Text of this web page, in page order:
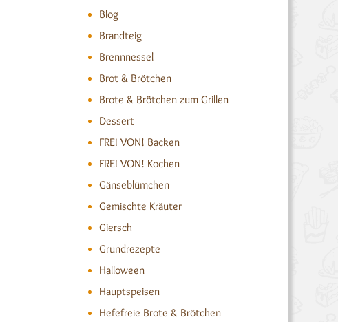
Blog
Brandteig
Brennnessel
Brot & Brötchen
Brote & Brötchen zum Grillen
Dessert
FREI VON! Backen
FREI VON! Kochen
Gänseblümchen
Gemischte Kräuter
Giersch
Grundrezepte
Halloween
Hauptspeisen
Hefefreie Brote & Brötchen